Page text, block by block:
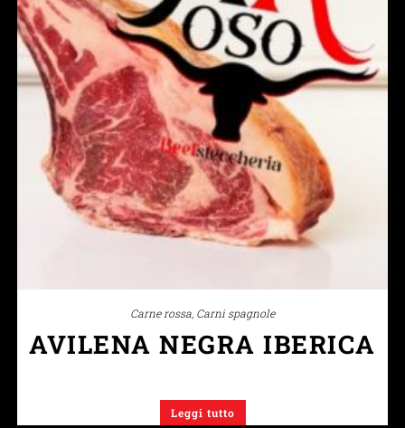
Carne rossa Carni spagnole
AVILENA NEGRA IBERICA
Leggi tutto